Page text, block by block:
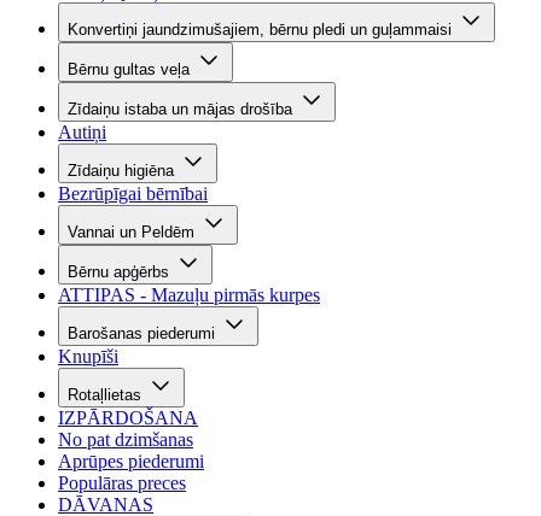
Konvertiņi jaundzimušajiem, bērnu pledi un guļammaisi
Bērnu gultas veļa
Zīdaiņu istaba un mājas drošība
Autiņi
Zīdaiņu higiēna
Bezrūpīgai bērnībai
Vannai un Peldēm
Bērnu apģērbs
ATTIPAS - Mazuļu pirmās kurpes
Barošanas piederumi
Knupīši
Rotaļlietas
IZPĀRDOŠANA
No pat dzimšanas
Aprūpes piederumi
Populāras preces
DĀVANAS